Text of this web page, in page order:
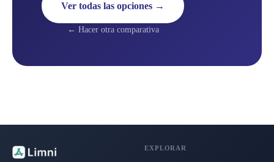
Ver todas las opciones →
← Hacer otra comparativa
EXPLORAR